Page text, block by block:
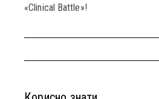
«Clinical Battle»!